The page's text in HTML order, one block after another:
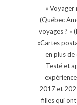
« Voyager
(Québec
voyages ? »
«Cartes
en plus
Testé et
2017 et
filles qui